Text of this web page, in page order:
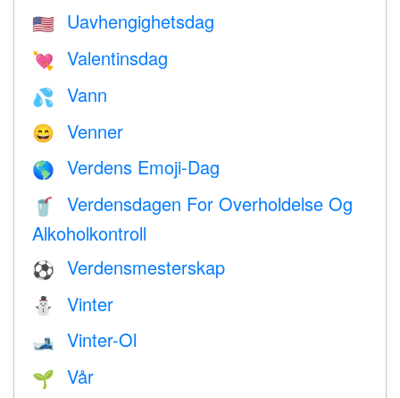
🇺🇸 Uavhengighetsdag
💘 Valentinsdag
💦 Vann
😄 Venner
🌎 Verdens Emoji-Dag
🥤
Verdensdagen For Overholdelse Og
Alkoholkontroll
⚽ Verdensmesterskap
⛄ Vinter
🎿 Vinter-Ol
🌱 Vår